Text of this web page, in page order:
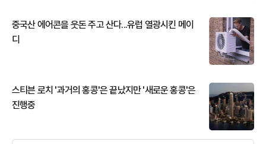
중국산 에어콘을 웃돈 주고 산다...유럽 열광시킨 메이
디
스티븐 로치 '과거의 홍콩'은 끝났지만 '새로운 홍콩'은
진행중